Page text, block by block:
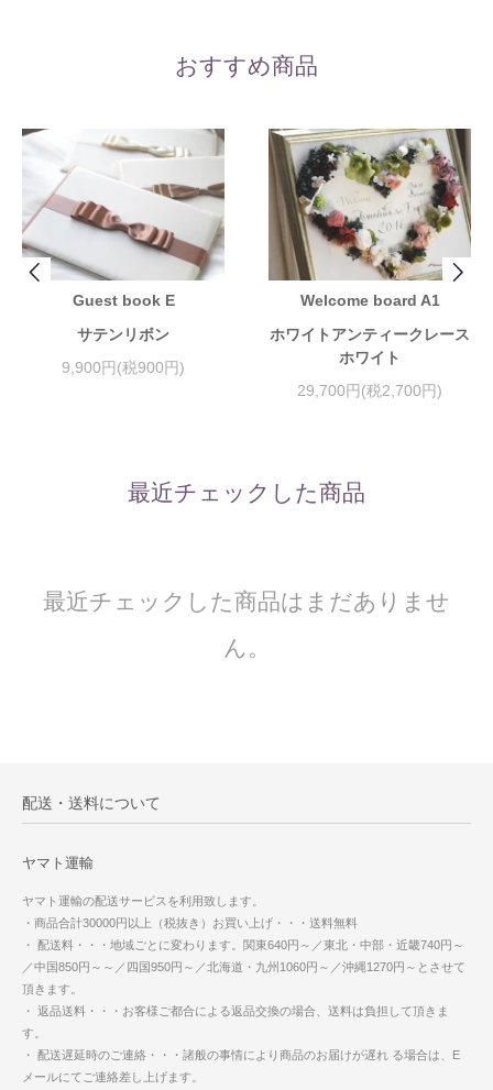
おすすめ商品
Guest book E
サテンリボン
9,900円(税900円)
Welcome board A1
ホワイトアンティークレース
ホワイト
29,700円(税2,700円)
最近チェックした商品
最近チェックした商品はまだありませ
ん。
配送・送料について
ヤマト運輸
ヤマト運輸の配送サービスを利用致します。
・商品合計30000円以上（税抜き）お買い上げ・・・送料無料
・ 配送料・・・地域ごとに変わります。関東640円～／東北・中部・近畿740円～
／中国850円～～／四国950円～／北海道・九州1060円～／沖縄1270円～とさせて
頂きます。
・ 返品送料・・・お客様ご都合による返品交換の場合、送料は負担して頂きま
す。
・ 配送遅延時のご連絡・・・諸般の事情により商品のお届けが遅れ る場合は、E
メールにてご連絡差し上げます。